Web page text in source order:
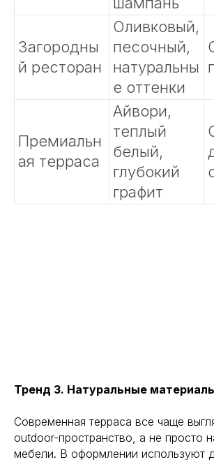
Загородны
й ресторан
Оливковый,
песочный,
натуральны
е оттенки
Премиальн
ая терраса
Айвори,
теплый
белый,
глубокий
графит
Тренд 3. Натуральные
Современная терраса все чаще
outdoor-пространство, а не просто
мебели. В оформлении используют